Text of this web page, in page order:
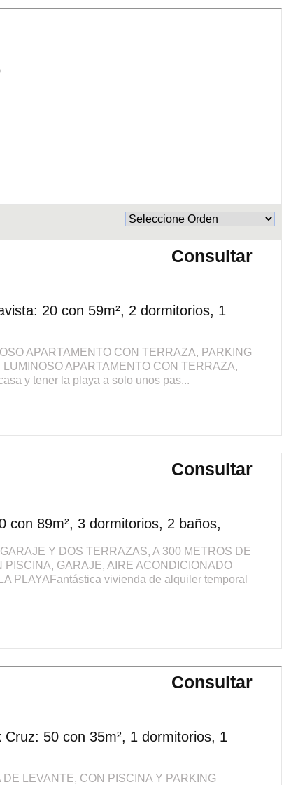
Consultar
20 con 59m², 2 dormitorios, 1
APARTAMENTO CON TERRAZA, PARKING
APARTAMENTO CON TERRAZA,
y tener la playa a solo unos pas...
Consultar
con 89m², 3 dormitorios, 2 baños,
Y DOS TERRAZAS, A 300 METROS DE
PISCINA, GARAJE, AIRE ACONDICIONADO
PLAYAFantástica vivienda de alquiler temporal
Consultar
50 con 35m², 1 dormitorios, 1
LEVANTE, CON PISCINA Y PARKING